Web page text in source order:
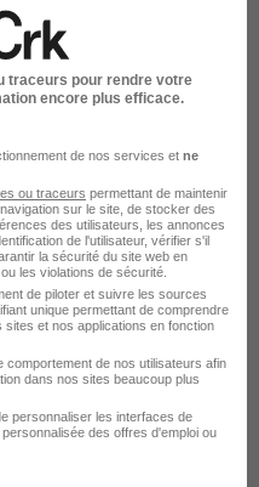
traceurs pour rendre votre
encore plus efficace.
de nos services et ne
ou traceurs permettant de maintenir
sur le site, de stocker des
des utilisateurs, les annonces
de l'utilisateur, vérifier s'il
la sécurité du site web en
les violations de sécurité.
de piloter et suivre les sources
unique permettant de comprendre
et nos applications en fonction
comportement de nos utilisateurs afin
dans nos sites beaucoup plus
personnaliser les interfaces de
des offres d'emploi ou